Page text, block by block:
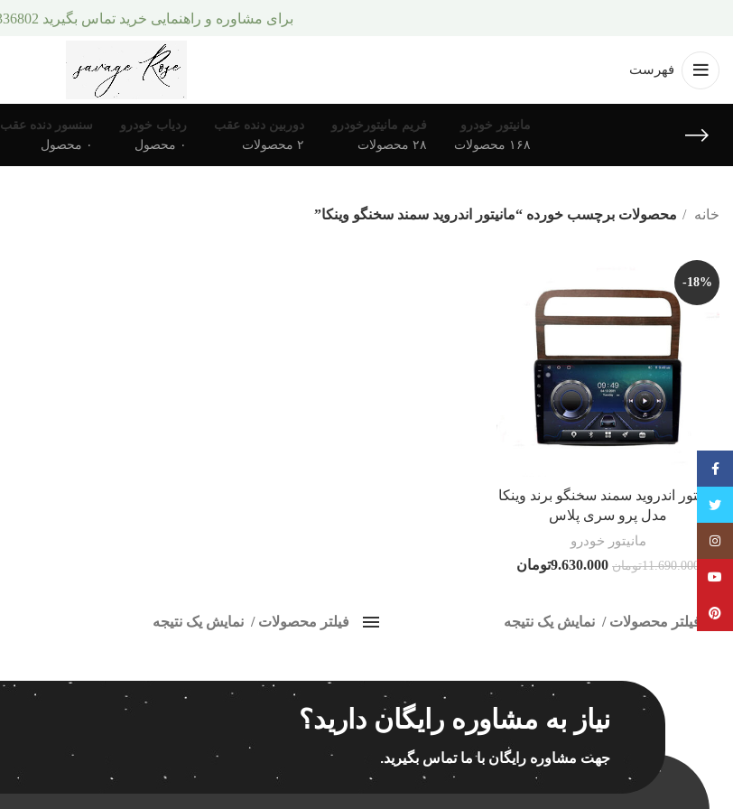
فهرست
مانیتور خودرو
۱۶۸ محصولات
فریم مانیتورخودرو
۲۸ محصولات
دوربین دنده عقب
۲ محصولات
ردیاب خودرو
۰ محصول
سنسور دنده عقب
۰ محصول
خانه محصولات برچسب خورده “مانیتور اندروید سمند سخنگو وینکا”
-18%
مانیتور اندروید سمند سخنگو برند وینکا
مدل پرو سری پلاس
مانیتور خودرو
11.690.000تومان 9.630.000تومان
فیلتر محصولات
نمایش یک نتیجه
فقط نمایش محصولات فروش فقط موجود در انبار
فیلتر محصولات نمایش یک نتیجه
قیمت گذاری
نیاز به مشاوره رایگان دارید؟
جهت مشاوره رایگان با ما تماس بگیرید.
برای مشاوره و راهنمایی خرید تماس بگیرید 09376336802
تویتر
Instagram
Pinterest